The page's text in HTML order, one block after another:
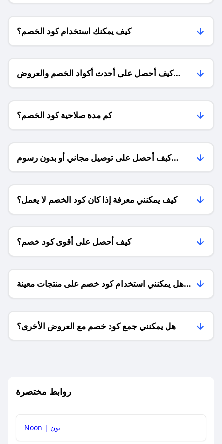
كيف يمكنك استخدام كود الخصم؟
كيف أحصل على أحدث أكواد الخصم والعروض
للمتاجر؟
كم مدة صلاحية كود الخصم؟
كيف أحصل على توصيل مجاني أو بدون رسوم
الشحن ؟
كيف يمكنني معرفة إذا كان كود الخصم لا يعمل؟
كيف أحصل على أقوى كود خصم؟
هل يمكنني استخدام كود خصم على منتجات معينة
فقط؟
هل يمكنني جمع كود خصم مع العروض الأخرى؟
روابط مختصرة
Noon | نون